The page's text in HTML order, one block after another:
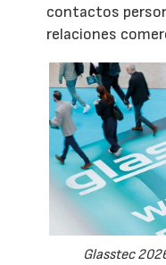
contactos
relaciones
Glasstec